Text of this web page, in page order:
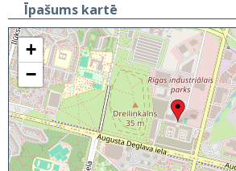
Īpašums kartē
+
−